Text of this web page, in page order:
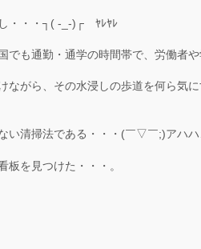
・・・┐( -_-)┌ ﾔﾚﾔﾚ
でも通勤・通学の時間帯で、労働者や
ながら、その水浸しの歩道を何ら気
い清掃法である・・・(￣▽￣;)アハ
板を見つけた・・・。